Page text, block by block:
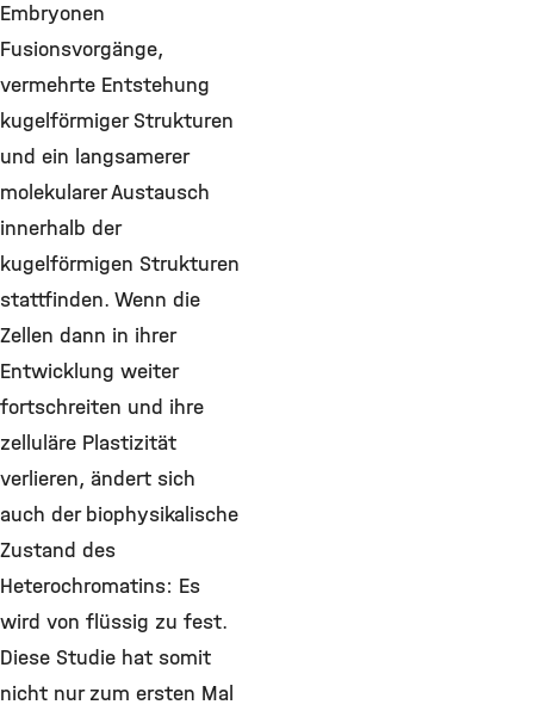
Embryonen
Fusionsvorgänge,
vermehrte Entstehung
kugelförmiger Strukturen
und ein langsamerer
molekularer Austausch
innerhalb der
kugelförmigen Strukturen
stattfinden. Wenn die
Zellen dann in ihrer
Entwicklung weiter
fortschreiten und ihre
zelluläre Plastizität
verlieren, ändert sich
auch der biophysikalische
Zustand des
Heterochromatins: Es
wird von flüssig zu fest.
Diese Studie hat somit
nicht nur zum ersten Mal